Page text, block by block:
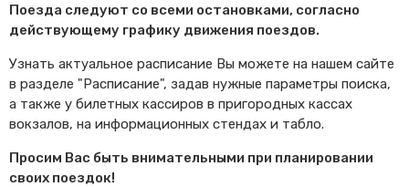
Поезда следуют со всеми остановками, согласно
действующему графику движения поездов.
Узнать актуальное расписание Вы можете на нашем сайте
в разделе "Расписание", задав нужные параметры поиска,
а также у билетных кассиров в пригородных кассах
вокзалов, на информационных стендах и табло.
Просим Вас быть внимательными при планировании
своих поездок!